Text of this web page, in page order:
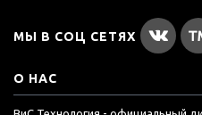
МЫ В СОЦ СЕТЯХ
О НАС